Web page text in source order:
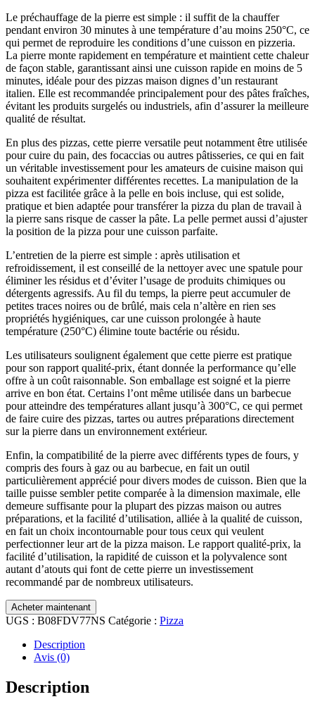
Le préchauffage de la pierre est simple : il suffit de la chauffer
pendant environ 30 minutes à une température d’au moins 250°C, ce
qui permet de reproduire les conditions d’une cuisson en pizzeria.
La pierre monte rapidement en température et maintient cette chaleur
de façon stable, garantissant ainsi une cuisson rapide en moins de 5
minutes, idéale pour des pizzas maison dignes d’un restaurant
italien. Elle est recommandée principalement pour des pâtes fraîches,
évitant les produits surgelés ou industriels, afin d’assurer la meilleure
qualité de résultat.
En plus des pizzas, cette pierre versatile peut notamment être utilisée
pour cuire du pain, des focaccias ou autres pâtisseries, ce qui en fait
un véritable investissement pour les amateurs de cuisine maison qui
souhaitent expérimenter différentes recettes. La manipulation de la
pizza est facilitée grâce à la pelle en bois incluse, qui est solide,
pratique et bien adaptée pour transférer la pizza du plan de travail à
la pierre sans risque de casser la pâte. La pelle permet aussi d’ajuster
la position de la pizza pour une cuisson parfaite.
L’entretien de la pierre est simple : après utilisation et
refroidissement, il est conseillé de la nettoyer avec une spatule pour
éliminer les résidus et d’éviter l’usage de produits chimiques ou
détergents agressifs. Au fil du temps, la pierre peut accumuler de
petites traces noires ou de brûlé, mais cela n’altère en rien ses
propriétés hygiéniques, car une cuisson prolongée à haute
température (250°C) élimine toute bactérie ou résidu.
Les utilisateurs soulignent également que cette pierre est pratique
pour son rapport qualité-prix, étant donnée la performance qu’elle
offre à un coût raisonnable. Son emballage est soigné et la pierre
arrive en bon état. Certains l’ont même utilisée dans un barbecue
pour atteindre des températures allant jusqu’à 300°C, ce qui permet
de faire cuire des pizzas, tartes ou autres préparations directement
sur la pierre dans un environnement extérieur.
Enfin, la compatibilité de la pierre avec différents types de fours, y
compris des fours à gaz ou au barbecue, en fait un outil
particulièrement apprécié pour divers modes de cuisson. Bien que la
taille puisse sembler petite comparée à la dimension maximale, elle
demeure suffisante pour la plupart des pizzas maison ou autres
préparations, et la facilité d’utilisation, alliée à la qualité de cuisson,
en fait un choix incontournable pour tous ceux qui veulent
perfectionner leur art de la pizza maison. Le rapport qualité-prix, la
facilité d’utilisation, la rapidité de cuisson et la polyvalence sont
autant d’atouts qui font de cette pierre un investissement
recommandé par de nombreux utilisateurs.
Acheter maintenant
UGS : B08FDV77NS Catégorie : Pizza
Description
Avis (0)
Description